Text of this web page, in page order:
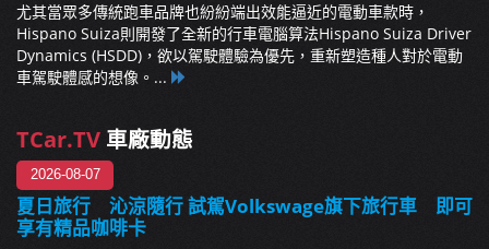
尤其當眾多傳統跑車品牌也紛紛端出效能逼近的電動車款時，
Hispano Suiza則開發了全新的行車電腦算法Hispano Suiza Driver
Dynamics (HSDD)，欲以駕駛體驗為優先，重新塑造種人對於電動
車駕駛體感的想像。...
TCar.TV 車廠動態
2026-08-07
夏日旅行 沁涼隨行 試駕Volkswage旗下旅行車 即可
享有精品咖啡卡